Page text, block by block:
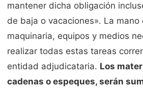
mantener dicha obligación
de baja o vacaciones». La mano
maquinaria, equipos y medios
realizar todas estas tareas
entidad adjudicataria. Los
cadenas o espeques, serán